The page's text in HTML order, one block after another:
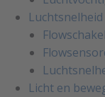
Licht en